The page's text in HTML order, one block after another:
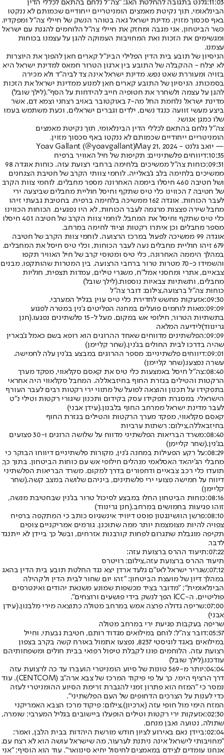
11:03: גלנט בתגובה להחלטת האג: "צה״ל נלחם בהתאם לכללי הדין
הבינלאומי, תוך נקיטת מאמצים הומניטריים ייחודיים שכמותם לא ננקטו
באף סכסוך מזוין. מדינת ישראל גאה בטוהר הנשק של חיילי צה״ל ומפקדיו.
כשר הביטחון, אני מגבה ומחזק את חיילי צה״ל הלוחמים להגנת עם ישראל
ומגשימים את הזכות ואת המחויבות העמוקה להגן על עצמנו בכוחות
עצמנו.
הניסיון של תובע בית הדין הפלילי הבינ"ל קארים חאן להפוך את היוצרות
לא יצלח - ההקבלה של התובע בין ארגון הטרור חמאס למדינת ישראל היא
בזויה ומעוררת שאט נפש. מדינת ישראל אינה צד לביה"ד ולא מכירה
בסמכותו. הניסיון של התובע קארים חאן למנוע ממדינת ישראל את הזכות
להגן על עצמה ולשחרר את חטופיה חייב להידחות על הסף".(לילך שובל)
מדינת ישראל נלחמת החל מה-7 באוקטובר באויב רצחני וצמא דם, אשר
ביצע מעשי זוועה כנגד נשים, ילדים וגברים ישראלים, וכעת משתמש בעמו
שלו כמגן אנושי.
צה״ל נלחם בהתאם לכללי הדין הבינלאומי, תוך נקיטת מאמצים
הומניטריים ייחודיים שכמותם לא ננקטו באף סכסוך מזוין.
— יואב גלנט - Yoav Gallant (@yoavgallant)May 21, 2024
10:35: דיווחים פלשתיניים: תקיפות של חיל האוויר ברפיח
09:31:
כוחות צה"ל ממשיכים בלחימה ברחבי רצועת עזה. כוחות אוגדה 98
ממשיכים בלחימה בלב ג'באלייה. לוחמי צוותי הקרב של חטיבת הצנחנים
ושל חטיבה 460 חיסלו ביממה האחרונה מספר מחבלים. לוחמי צוות הקרב
של חטיבה 7 הכווינו כלי טיס שתקף וחיסל חוליית מחבלים שביצעה ירי
לעבר הכוחות. אוגדה 162 ממשיכה בלחימה ברפיח. בחטיבת גבעתי זיהו
מחבל שירה פצצות מרגמה לעבר הכוחות, לא היו נפגעים. הכוחות הכווינו
כלי טיס שתקף וחיסל את המחבל. לוחמי צוות הקרב של חטיבה 401 חיסלו
מספר מחבלים וכן איתרו רקטות וציוד לחימה במרחב.
אוגדה 99 ממשיכה לפעול במרכז הרצועה. לוחמי צוות הקרב של חטיבה
679 זיהו חוליית מחבלים נעה לעבר הכוחות, וכלי טיס חיסל את המחבלים.
במהלך היממה האחרונה, כלי טיס ומטוסי קרב של חיל האוויר תקפו
והשמידו כ-70 מטרות טרור ברחבי הרצועה. בין המטרות שהותקפו, מבנים
צבאיים, אתרי ומחסני אמל"ח, משגרי טילים, עמדות תצפית, חוליות
מחבלים, ותשתיות צבאיות נוספות.(לילך שובל)
כוחות צה"ל ברצועה,צילום: דובר צה"ל
09:30: אזעקות מחשש לחדירת כלי טיס עוין בגליל המערבי.
09:09: מאות לוחמים פועלים במחנה הפליטים ג'נין במטרה לפגוע
בתשתיות הטרור, חילופי אש במקום. מעל ל-15 פלשתינים נפגעו.
(חנן
גרינווד)לידיעה המלאה
09:09: הפלשתינים מדווחים שאחד ההרוגים הוא רופא בשם כאמל ג'בארין
שהיה בדרכו לבית החולים בג'נין.(שחר קליימן)
09:01: דיווחים פלשתיניים: מספר ההרוגים במבצע בג'נין עלה לחמישה.
עשרה נפצעו.(שחר קליימן)
08:40: צה"ל חיסל באמצעות כלי טיס את קאסם סקלאווי, מפקד מערך
הרקטות והטילים בגזרת החוף בחיזבאללה. המחבל סקלאווי היה אחראי
בתפקידו על תכנון והוצאה לפועל של מתווי ירי רקטות רבים לעבר העורף
הישראלי. במסגרת תפקידו עסק בקידום ותכנון שיגורי רקטות וטילי נ"ט
לעבר מדינת ישראל ממרחב החוף בלבנון.(עידן אבני)
קאסם סקלאווי, מפקד מערך הרקטות והטילים בגזרת החוף
בחיזבאללה,צילום: רשתות ערביות
08:40:
משרד הבריאות הפלשתיני מדווח על שלושה הרוגים ו-30 פצועים
בג'נין.(שחר קליימן)
08:29: על רקע הפעילות במחנה ג'נין, מקורות פלשתיניים דיווחו הבוקר כי
מחבלי הג'יהאד האסלאמי מנהלים חילופי אש עם כוחות הביטחון. בתוך כך,
תועדו כלי רכב צבאיים ודחפורים בדרך למקום. משרד הבריאות הפלשתיני
דיווח על חמישה פצועי ירי פלשתינים, ביניהם שלושה במצב קשה.(שחר
קליימן)
08:16: כוחות הביטחון החלו במבצע לסיכול טרור בג'נין שבחטיבת מנשה,
זוהו פגיעות בחמושים במרחב.(חנן גרינווד)
08:10: פרשן הוושינגטון פוסט דיוויד אינשגיוס כותב כי המתקפה ברפיח
צפויה להיות מצומצמת יותר ממה שתוכנן. גורמים אמריקניים צופים
תקיפה מוגבלת שתגרום לפחות קורבנות אזרחים, ובשל כך ביידן לא ייתנגד
לדבר.
07:22: תיעוד ההרס ברצועת עזה:
תיעוד ההרס ברצועת עזה,צילום: רויטרס
07:12: שגריר ישראל לאו״ם גלעד ארדן יצא נגד החלטת תובע בית הדין בהאג
במהלך דיון של מועצת הביטחון: "זהו יום שחור לבית הדין ולקהילה
הבינלאומית״; ״מדובר בציד מכשפות שמונע משנאת יהודים ואינטרסים
פוליטיים. ה-ICC הפך לנשק בידי פושעים ורוצחים״.
07:00: שריפה גדולה פרצה אמש במרחב מטולה כתוצאה מירי מלבנון.(עידן
אבני)
שריפה בעקבות פגיעת ירי במרחב מטולה
05:57: דובר צה"ל: לוחם במילואים מגדוד רותם, חטיבת גבעתי, וחייל
במילואים באגד לוגיסטי 8237, נפצעו אתמול באורח קשה בקרב בצפון
רצועת עזה. הלוחמים פונו לקבלת טיפול רפואי בבית חולים ומשפחותיהם
עודכנו.(לילך שובל)
04:04:
יותר מ-569 טונות של סיוע הומניטרי הועברו עד כה לרצועת עזה
דרך הרציף הימי, כך על פי פיקוד המרכז של צבא ארה"ב (CENTCOM). עוד
נמסר כי "המזח הוא פתרון זמני להגברת זרימת הסיוע ההומניטרי לעזה
כדי לענות על הצרכים הדחופים של העם הפלשתיני".
המזח הימי מול חופי עזה (ארכיון),צילום: פיקוד מרכז הצבא האמריקני
02:30: אזעקות ירי רקטות וטילים הופעלו ביישובים בגליל המערבי: שומרה,
שתולה, נטועה ואבן מנחם.
02:04: ביידן נאם באירוע לציון חודש מורשת היהדות בבית הלבן, ואמר:
"מחויבותי לישראל אינה ניתנת לערעור, מה שישראל עושה הוא לא רצח עם.
אנחנו עומדים לצידם במאמצים לחיסול יחיא סינוואר". עוד הוא הוסיף: "אני